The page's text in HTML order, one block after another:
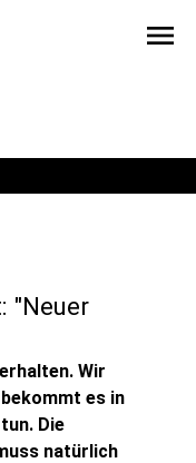
menu
"Neuer
Wir
es in
Die
natürlich